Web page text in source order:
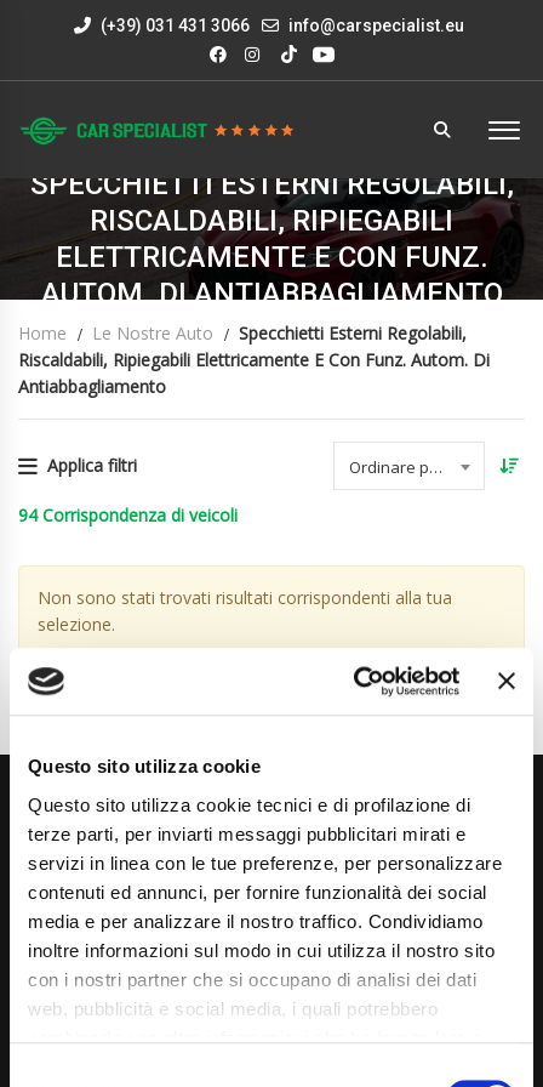
Questo sito utilizza cookie
Questo sito utilizza cookie tecnici e di profilazione di
terze parti, per inviarti messaggi pubblicitari mirati e
servizi in linea con le tue preferenze, per personalizzare
contenuti ed annunci, per fornire funzionalità dei social
media e per analizzare il nostro traffico. Condividiamo
inoltre informazioni sul modo in cui utilizza il nostro sito
con i nostri partner che si occupano di analisi dei dati
web, pubblicità e social media, i quali potrebbero
(+39) 031 431 3066 info@carspecialist.eu
SPECCHIETTI ESTERNI REGOLABILI,
RISCALDABILI, RIPIEGABILI
ELETTRICAMENTE E CON FUNZ.
AUTOM. DI ANTIABBAGLIAMENTO
Home Le Nostre Auto
Specchietti Esterni Regolabili,
Riscaldabili, Ripiegabili Elettricamente E Con Funz. Autom. Di
Antiabbagliamento
Applica filtri Ordinare per data
94 Corrispondenza di veicoli
Non sono stati trovati risultati corrispondenti alla tua
selezione.
Via Giuditta Pasta 2, Como (CO) 22100
(+39) 031 431 3066
Dal Lunedì al Venerdì: 09:00 - 12:30 | 14:00 - 19:00